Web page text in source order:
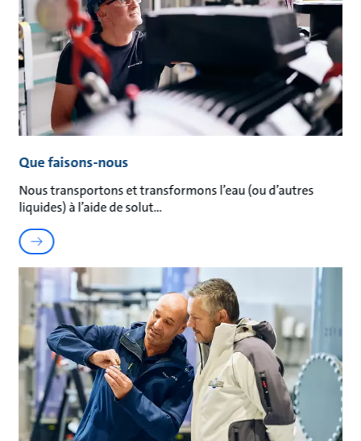
Que faisons-nous
Nous transportons et transformons l’eau (ou d’autres
liquides) à l’aide de solut